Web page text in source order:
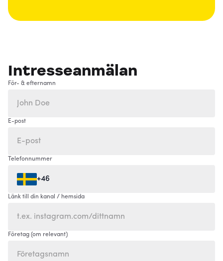
Intresseanmälan
För- & efternamn
E-post
Telefonnummer
+46
Länk till din kanal / hemsida
Företag (om relevant)